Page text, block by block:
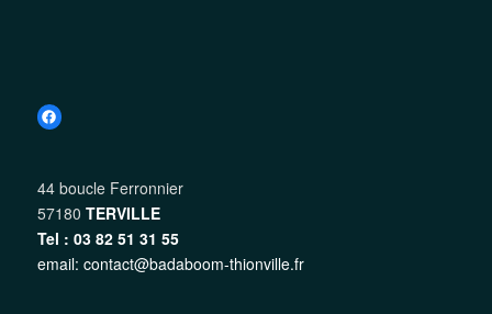
Facebook
44 boucle Ferronnier
57180 TERVILLE
Tel : 03 82 51 31 55
email: contact@badaboom-thionville.fr